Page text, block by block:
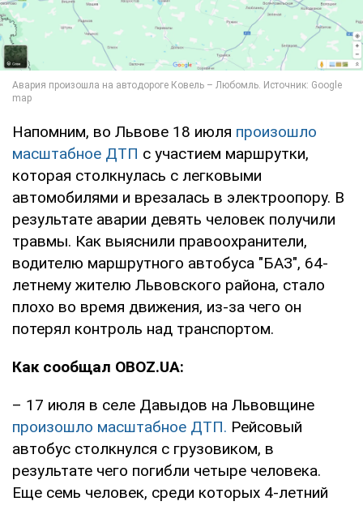
Напомним, во Львове 18 июля произошло
масштабное ДТП с участием маршрутки,
которая столкнулась с легковыми
автомобилями и врезалась в электроопору. В
результате аварии девять человек получили
травмы. Как выяснили правоохранители,
водителю маршрутного автобуса "БАЗ", 64-
летнему жителю Львовского района, стало
плохо во время движения, из-за чего он
потерял контроль над транспортом.
Как сообщал OBOZ.UA:
– 17 июля в селе Давыдов на Львовщине
произошло масштабное ДТП. Рейсовый
автобус столкнулся с грузовиком, в
результате чего погибли четыре человека.
Еще семь человек, среди которых 4-летний